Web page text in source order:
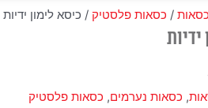
כסאות / כסאות פלסטיק / כיסא לימון ידיות
ידיות
, כסאות נערמים, כסאות פלסטיק